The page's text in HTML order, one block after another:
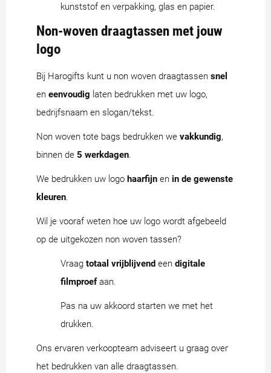
kunststof en verpakking, glas en papier.
Non-woven draagtassen met jouw
logo
Bij Harogifts kunt u non woven draagtassen snel
en eenvoudig laten bedrukken met uw logo,
bedrijfsnaam en slogan/tekst.
Non woven tote bags bedrukken we vakkundig,
binnen de 5 werkdagen
We bedrukken uw logo haarfijn en in de gewenste
kleuren
Wil je vooraf weten hoe uw logo wordt afgebeeld
op de uitgekozen non woven tassen?
Vraag totaal vrijblijvend een digitale
filmproefaan.
Pas na uw akkoord starten we met het
drukken.
Ons ervaren verkoopteam adviseert u graag over
het bedrukken van alle draagtassen.